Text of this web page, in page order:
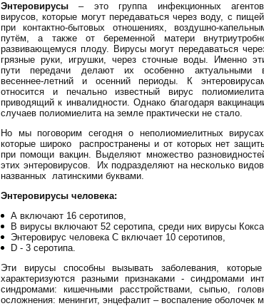
Энтеровирусы – это группа инфекционных
вирусов, которые могут передаваться через воду, с
при контактно-бытовых отношениях, воздушно-
путём, а также от беременной матери
развивающемуся плоду. Вирусы могут передаваться
грязные руки, игрушки, через сточные воды. Именно
пути передачи делают их особенно актуальными
весеннее-летний и осенний периоды. К
относится и печально известный вирус
приводящий к инвалидности. Однако благодаря
случаев полиомиелита на земле практически не стало.
Но мы поговорим сегодня о неполиомиелитных
которые широко распространены и от которых нет
при помощи вакцин. Выделяют множество
этих энтеровирусов. Их подразделяют на несколько
названных латинскими буквами.
Энтеровирусы человека:
А включают 16 серотипов,
В вирусы включают 52 серотипа, среди них вирусы
Энтеровирус человека С включает 10 серотипов,
D - 3 серотипа.
Эти вирусы способны вызывать заболевания,
характеризуются разными признаками - синдромами
синдромами: кишечными расстройствами, сыпью,
осложнения: менингит, энцефалит – воспаление оболочек